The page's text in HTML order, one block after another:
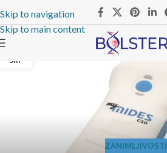
Skip to navigation
Skip to main content
SRP
ZANIMLJIVOSTI